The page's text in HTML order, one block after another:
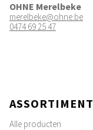
OHNE Merelbeke
merelbeke@ohne.be
0474 69 25 47
ASSORTIMENT
Alle producten